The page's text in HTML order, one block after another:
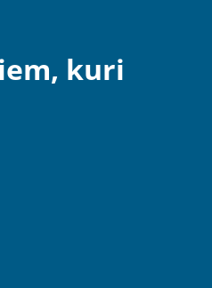
kuri